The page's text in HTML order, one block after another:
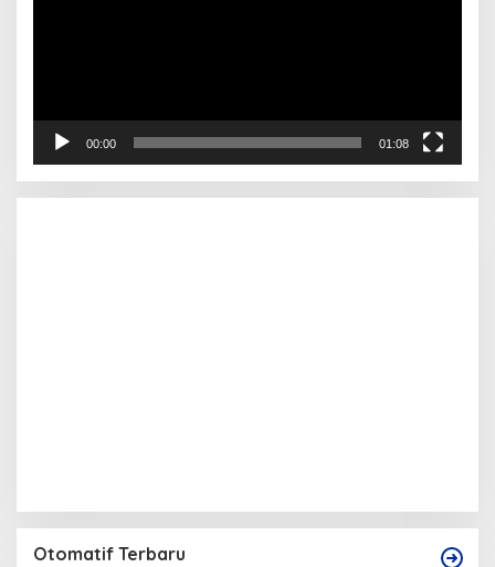
00:00 01:08
Otomatif Terbaru